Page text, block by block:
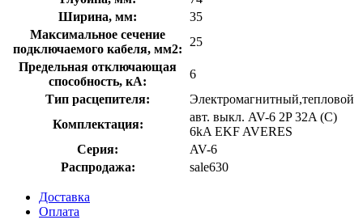
Ширина, мм:
35
Максимальное сечение
подключаемого кабеля, мм2:
25
Предельная отключающая
способность, кA:
6
Тип расцепителя:
Электромагнитный,тепловой
Комплектация:
авт. выкл. AV-6 2P 32A (C)
6kA EKF AVERES
Серия:
AV-6
Распродажа:
sale630
Доставка
Оплата